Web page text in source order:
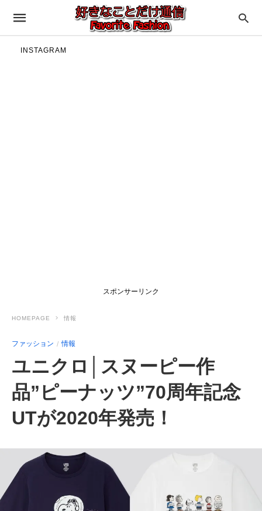
INSTAGRAM
スポンサーリンク
HOMEPAGE 情報
ファッション 情報
ユニクロ│スヌーピー作
品”ピーナッツ”70周年記念
UTが2020年発売！